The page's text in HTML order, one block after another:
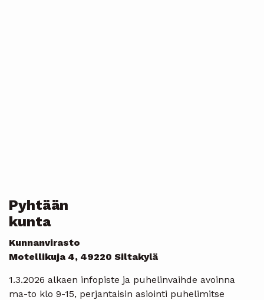
Pyhtään
kunta
Kunnanvirasto
Motellikuja 4, 49220 Siltakylä
1.3.2026 alkaen infopiste ja puhelinvaihde avoinna
ma-to klo 9-15, perjantaisin asiointi puhelimitse